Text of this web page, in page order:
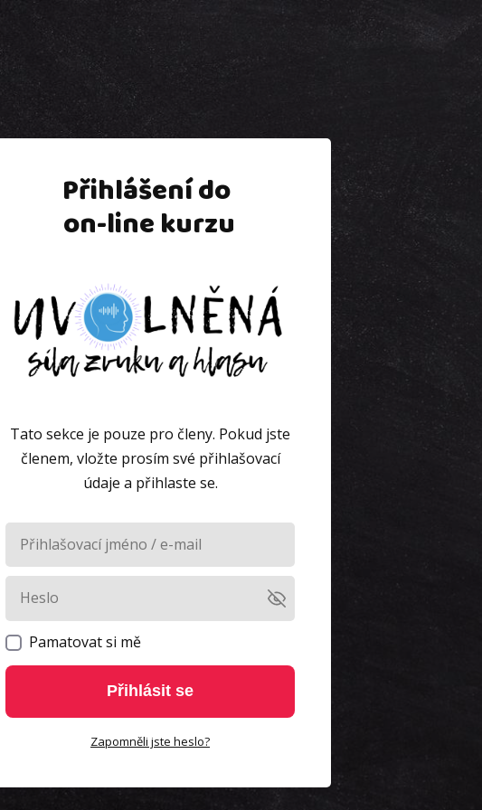
Přihlášení do
on-line kurzu
Tato sekce je pouze pro členy. Pokud jste
členem, vložte prosím své přihlašovací
údaje a přihlaste se.
Pamatovat si mě
Přihlásit se
Zapomněli jste heslo?